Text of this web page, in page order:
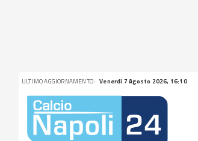
ULTIMO AGGIORNAMENTO: Venerdi 7 Agosto 2026, 16:10